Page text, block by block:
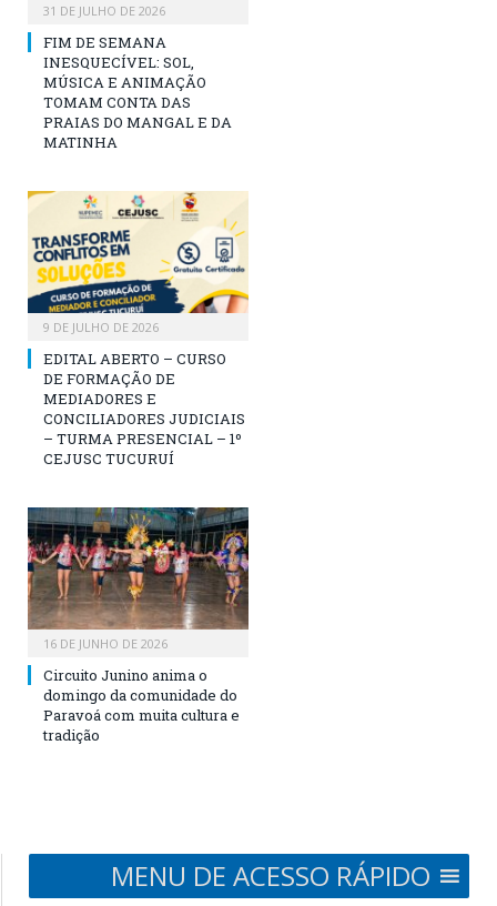
31 DE JULHO DE 2026
FIM DE SEMANA
INESQUECÍVEL: SOL,
MÚSICA E ANIMAÇÃO
TOMAM CONTA DAS
PRAIAS DO MANGAL E DA
MATINHA
9 DE JULHO DE 2026
EDITAL ABERTO – CURSO
DE FORMAÇÃO DE
MEDIADORES E
CONCILIADORES JUDICIAIS
– TURMA PRESENCIAL – 1º
CEJUSC TUCURUÍ
16 DE JUNHO DE 2026
Circuito Junino anima o
domingo da comunidade do
Paravoá com muita cultura e
tradição
MENU DE ACESSO RÁPIDO